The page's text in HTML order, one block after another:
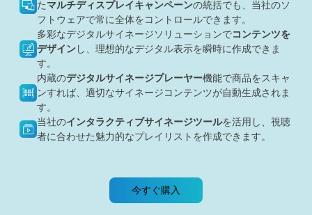
たマルチディスプレイキャンペーンの統括でも、当社のソ
フトウェアで常に全体をコントロールできます。
多彩なデジタルサイネージソリューションでコンテンツを
デザインし、理想的なデジタル表示を瞬時に作成できま
す。
内蔵のデジタルサイネージプレーヤー機能で商品をスキャ
ンすれば、適切なサイネージコンテンツが自動生成されま
す。
当社のインタラクティブサイネージツールを活用し、視聴
者に合わせた魅力的なプレイリストを作成できます。
今すぐ購入